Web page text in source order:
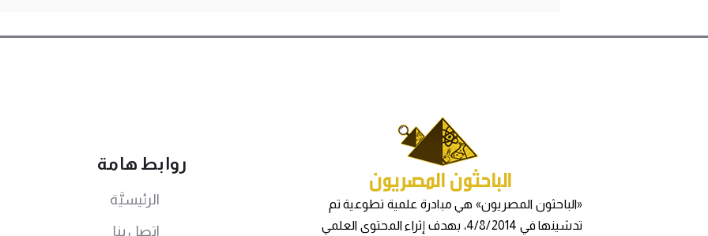
«الباحثون المصريون» هي مبادرة علمية تطوعية تم
تدشينها في 4/8/2014، بهدف إثراء المحتوى العلمي
روابط هامة
الرئيسيَّة
اتصل بنا